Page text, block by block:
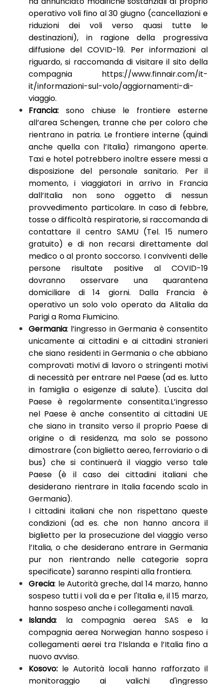
operativo voli fino al 30 giugno (cancellazioni e
riduzioni dei voli verso quasi tutte le
destinazioni), in ragione della progressiva
diffusione del COVID-19. Per informazioni al
riguardo, si raccomanda di visitare il sito della
compagnia https://www.finnair.com/it-
it/informazioni-sul-volo/aggiornamenti-di-
viaggio.
Francia: sono chiuse le frontiere esterne
all’area Schengen, tranne che per coloro che
rientrano in patria. Le frontiere interne (quindi
anche quella con l’Italia) rimangono aperte.
Taxi e hotel potrebbero inoltre essere messi a
disposizione del personale sanitario. Per il
momento, i viaggiatori in arrivo in Francia
dall’Italia non sono oggetto di nessun
provvedimento particolare. In caso di febbre,
tosse o difficoltà respiratorie, si raccomanda di
contattare il centro SAMU (Tel. 15 numero
gratuito) e di non recarsi direttamente dal
medico o al pronto soccorso. I conviventi delle
persone risultate positive al COVID-19
dovranno osservare una quarantena
domiciliare di 14 giorni. Dalla Francia è
operativo un solo volo operato da Alitalia da
Parigi a Roma Fiumicino.
Germania: l’ingresso in Germania è consentito
unicamente ai cittadini e ai cittadini stranieri
che siano residenti in Germania o che abbiano
comprovati motivi di lavoro o stringenti motivi
di necessità per entrare nel Paese (ad es. lutto
in famiglia o esigenze di salute). L'uscita dal
Paese è regolarmente consentita.L’ingresso
nel Paese è anche consentito ai cittadini UE
che siano in transito verso il proprio Paese di
origine o di residenza, ma solo se possono
dimostrare (con biglietto aereo, ferroviario o di
bus) che si continuerà il viaggio verso tale
Paese (è il caso dei cittadini italiani che
desiderano rientrare in Italia facendo scalo in
Germania).
I cittadini italiani che non rispettano queste
condizioni (ad es. che non hanno ancora il
biglietto per la prosecuzione del viaggio verso
l’Italia, o che desiderano entrare in Germania
pur non rientrando nelle categorie sopra
specificate) saranno respinti alla frontiera.
Grecia: le Autorità greche, dal 14 marzo, hanno
sospeso tutti i voli da e per l'Italia e, il 15 marzo,
hanno sospeso anche i collegamenti navali.
Islanda: la compagnia aerea SAS e la
compagnia aerea Norwegian hanno sospeso i
collegamenti aerei tra l’Islanda e l’Italia fino a
nuovo avviso.
Kosovo: le Autorità locali hanno rafforzato il
monitoraggio ai valichi d'ingresso